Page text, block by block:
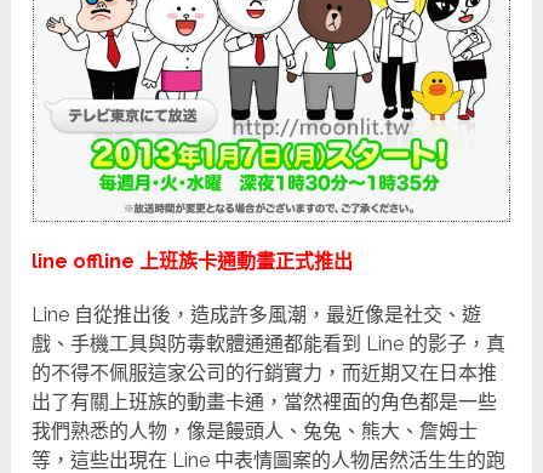
line offline 上班族卡通動畫正式推出
Line 自從推出後，造成許多風潮，最近像是社交、遊
戲、手機工具與防毒軟體通通都能看到 Line 的影子，真
的不得不佩服這家公司的行銷實力，而近期又在日本推
出了有關上班族的動畫卡通，當然裡面的角色都是一些
我們熟悉的人物，像是饅頭人、兔兔、熊大、詹姆士
等，這些出現在 Line 中表情圖案的人物居然活生生的跑